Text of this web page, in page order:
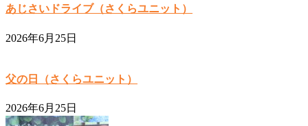
あじさいドライブ（さくらユニット）
2026年6月25日
父の日（さくらユニット）
2026年6月25日